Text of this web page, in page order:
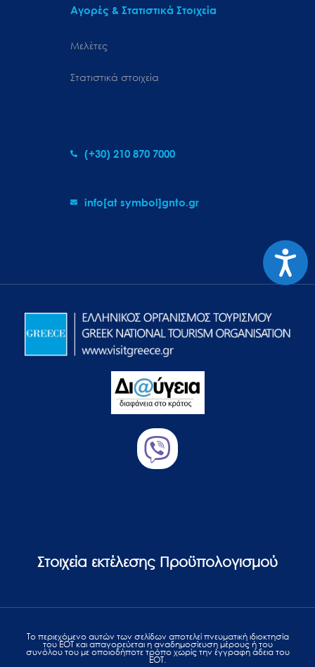
Αγορές & Στατιστικά Στοιχεία
Μελέτες
Στατιστικά στοιχεία
(+30) 210 870 7000
info[at symbol]gnto.gr
Στοιχεία εκτέλεσης Προϋπολογισμού
Το περιεχόμενο αυτών των σελίδων αποτελεί πvευματική ιδιοκτησία
του ΕΟΤ και απαγορεύεται η αναδημοσίευση μέρους ή του
συνόλου του με οποιοδήποτε τρόπο χωρίς την έγγραφη άδεια του
ΕΟΤ.